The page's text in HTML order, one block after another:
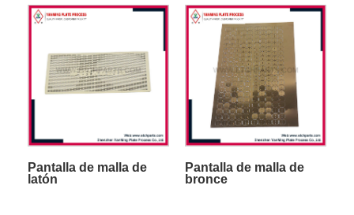
Pantalla de malla de
latón
Pantalla de malla de
bronce